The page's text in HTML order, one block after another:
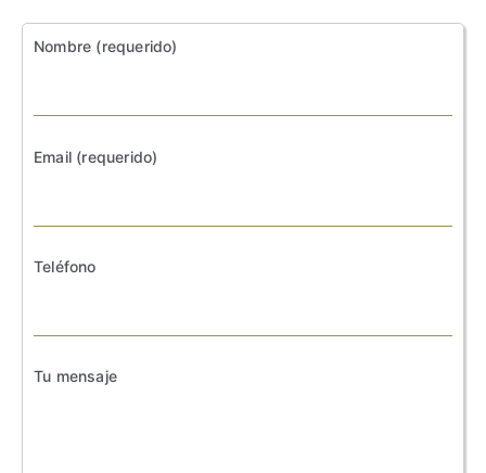
Nombre (requerido)
Email (requerido)
Teléfono
Tu mensaje